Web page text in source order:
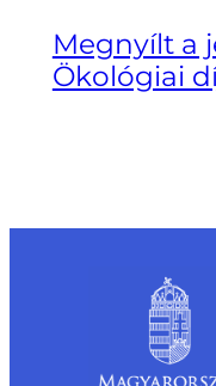
Megnyílt a
Ökológiai